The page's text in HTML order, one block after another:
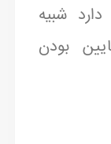
شبیه
بودن